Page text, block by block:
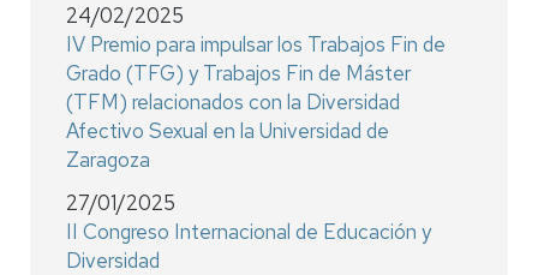
24/02/2025
IV Premio para impulsar los Trabajos Fin de
Grado (TFG) y Trabajos Fin de Máster
(TFM) relacionados con la Diversidad
Afectivo Sexual en la Universidad de
Zaragoza
27/01/2025
II Congreso Internacional de Educación y
Diversidad